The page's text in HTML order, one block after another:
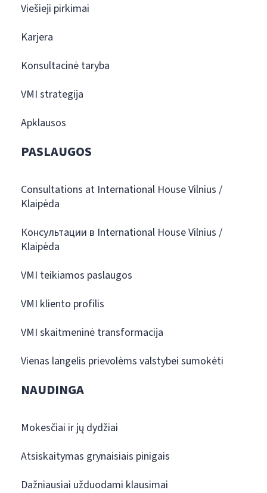
Viešieji pirkimai
Karjera
Konsultacinė taryba
VMI strategija
Apklausos
PASLAUGOS
Consultations at International House Vilnius /
Klaipėda
Консультации в International House Vilnius /
Klaipėda
VMI teikiamos paslaugos
VMI kliento profilis
VMI skaitmeninė transformacija
Vienas langelis prievolėms valstybei sumokėti
NAUDINGA
Mokesčiai ir jų dydžiai
Atsiskaitymas grynaisiais pinigais
Dažniausiai užduodami klausimai